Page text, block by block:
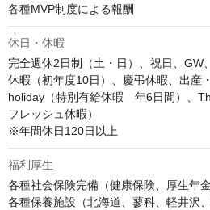
各種MVP制度による報酬
休日・休暇
完全週休2日制（土・日）、祝日、GW
休暇（初年度10日）、慶弔休暇、出産
holiday（特別有給休暇　年6日間）、
フレッシュ休暇）
※年間休日120日以上
福利厚生
各種社会保険完備（健康保険、厚生年
各種保養施設（北海道、蓼科、軽井沢